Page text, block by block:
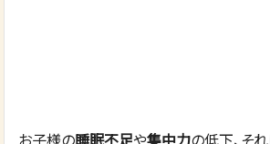
お子様の睡眠不足や集中力の低下、そ